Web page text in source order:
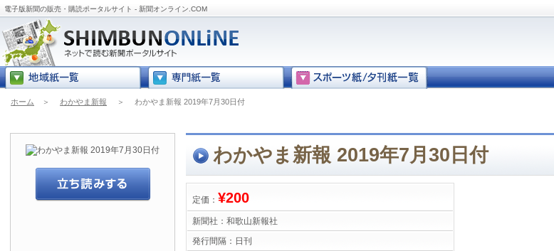
電子版新聞の販売・購読ポータルサイト - 新聞オンライン.COM
ホーム ＞ わかやま新報 ＞ わかやま新報 2019年7月30日付
わかやま新報 2019年7月30日付
定価： ¥200
新聞社： 和歌山新報社
発行間隔： 日刊